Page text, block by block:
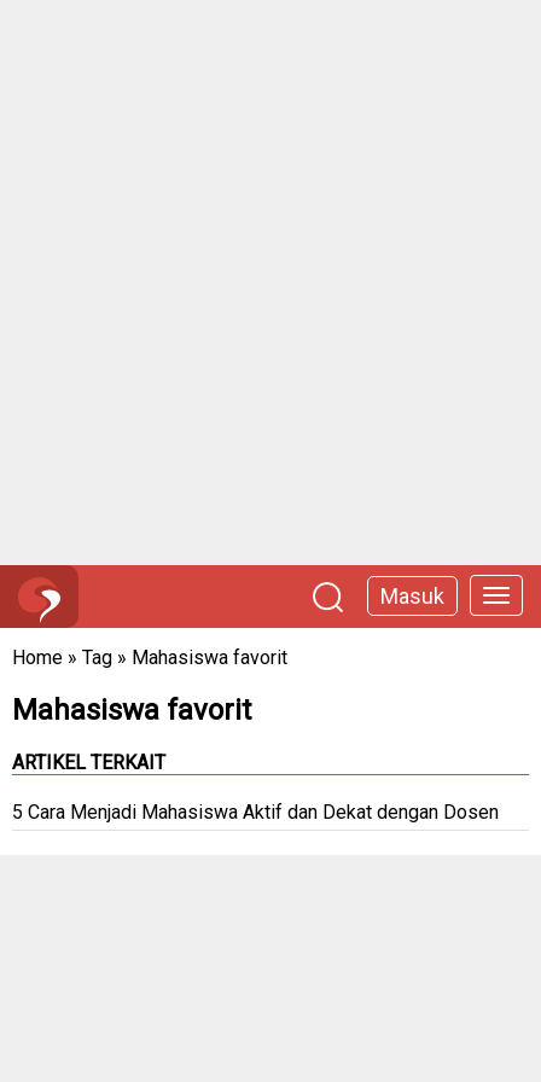
Masuk
Home » Tag » Mahasiswa favorit
Mahasiswa favorit
ARTIKEL TERKAIT
5 Cara Menjadi Mahasiswa Aktif dan Dekat dengan Dosen